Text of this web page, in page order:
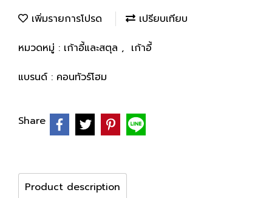
เพิ่มรายการโปรด
เปรียบเทียบ
หมวดหมู่ : เก้าอี้และสตุล , เก้าอี้
แบรนด์ : คอนทัวร์โฮม
Share
Product description